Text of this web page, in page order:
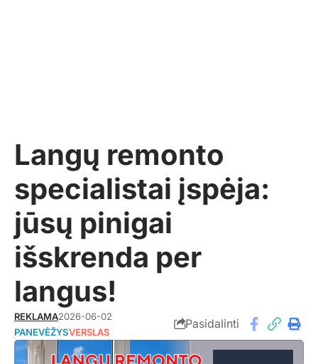
Langų remonto
specialistai įspėja:
jūsų pinigai
išskrenda per
langus!
REKLAMA2026-06-02
PANEVĖŽYSVERSLAS
Pasidalinti